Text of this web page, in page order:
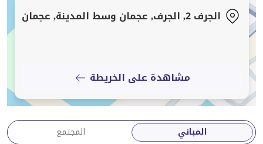
من أكثر المناطق شعبية بفضل أسعار الإيجارات المنافسة
والمباني الحديثة. المنطقة نابضة بالحياة وتوفر كل ما تحتاجه
الذي يعد وجهة أساسية لتناول الطعام والترفيه. كما أن
القرب من شاطئ الزوراء والحدائق المنتشرة في الحي يمنحك
خيارات متنوعة للترويح عن النفس. تتوفر في الجوار العديد
من المتاجر مثل سوبرماركت المايا، بالإضافة إلى وجود
مستشفى ثومبي للرعاية الصحية ومدرسة الأكاديمية الأولى،
الجرف 2, الجرف, عجمان وسط المدينة, عجمان
مشاهدة على الخريطة
المباني المجتمع